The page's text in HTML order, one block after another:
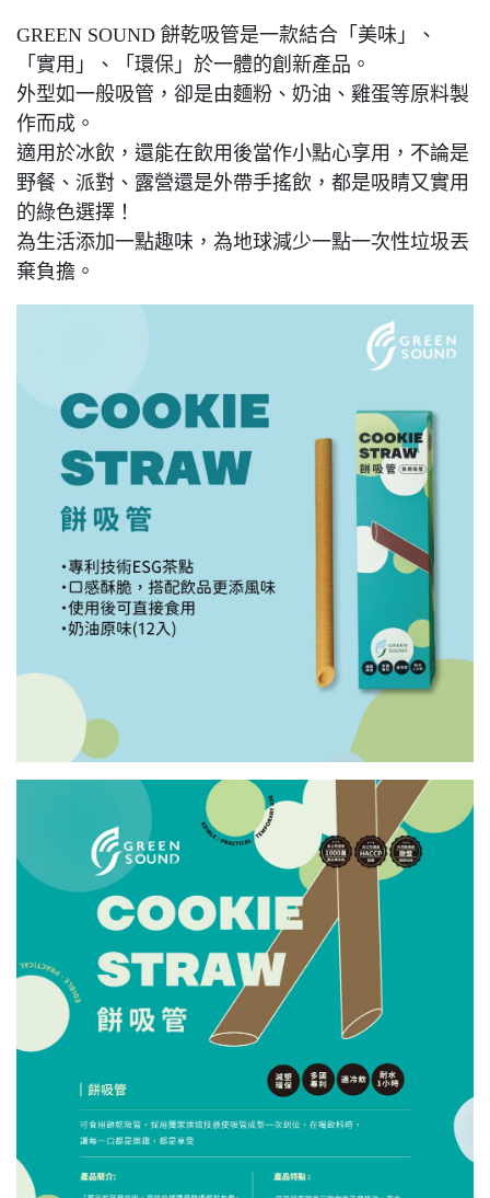
GREEN SOUND 餅乾吸管是一款結合「美味」、
「實用」、「環保」於一體的創新產品。
外型如一般吸管，卻是由麵粉、奶油、雞蛋等原料製
作而成。
適用於冰飲，還能在飲用後當作小點心享用，不論是
野餐、派對、露營還是外帶手搖飲，都是吸睛又實用
的綠色選擇！
為生活添加一點趣味，為地球減少一點一次性垃圾丟
棄負擔。